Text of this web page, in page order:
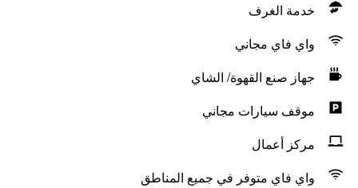
خدمة الغرف
واي فاي مجاني
جهاز صنع القهوة/ الشاي
موقف سيارات مجاني
مركز أعمال
واي فاي متوفر في جميع المناطق